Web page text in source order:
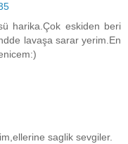
harika.Çok eskiden beri
lavaşa sarar yerim.En
saglik sevgiler.